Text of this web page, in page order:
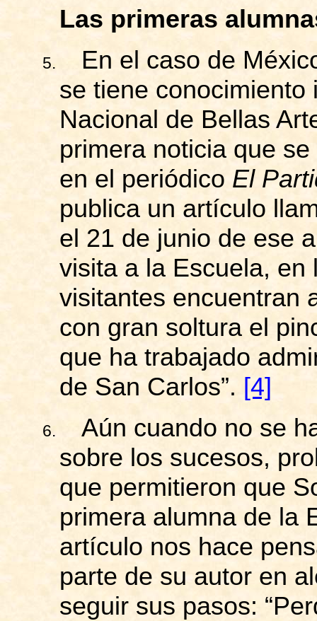
Las primeras
5.
En el caso de
se tiene conocimiento
Nacional de Bellas
primera noticia que
en el periódico El
publica un artículo
el 21 de junio de ese
visita a la Escuela, en
visitantes encuentran
con gran soltura el
que ha trabajado
de San Carlos”. [4]
6. Aún cuando no se
sobre los sucesos,
que permitieron que
primera alumna de la
artículo nos hace
parte de su autor en
seguir sus pasos: